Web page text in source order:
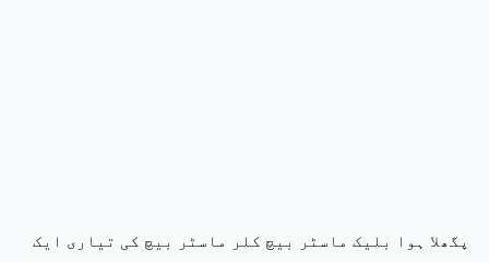
پگھلا ہوا بلیک ماسٹر بیچ کلر ماسٹر بیچ کی تیاری ایک